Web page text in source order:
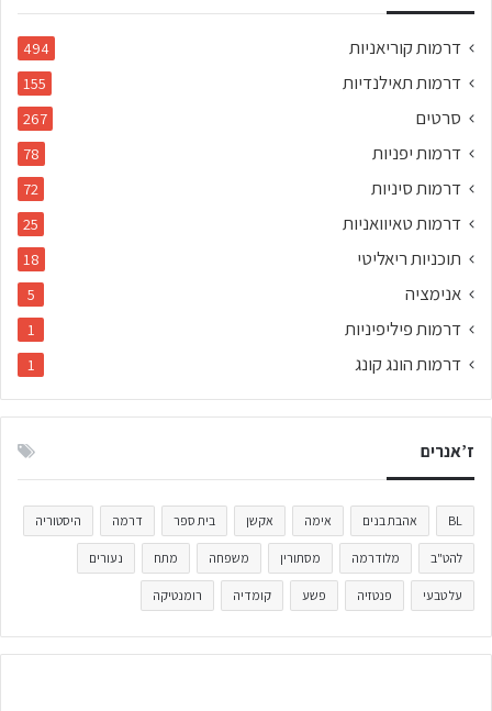
דרמות קוריאניות 494
דרמות תאילנדיות 155
סרטים 267
דרמות יפניות 78
דרמות סיניות 72
דרמות טאיוואניות 25
תוכניות ריאליטי 18
אנימציה 5
דרמות פיליפיניות 1
דרמות הונג קונג 1
ז’אנרים
BL אהבת בנים אימה אקשן בית ספר דרמה היסטוריה
להט"ב מלודרמה מסתורין משפחה מתח נעורים
על טבעי פנטזיה פשע קומדיה רומנטיקה